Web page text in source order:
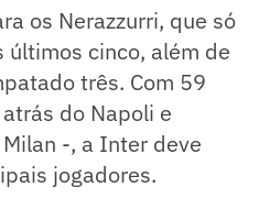
os Nerazzurri, que só
últimos cinco, além de
três. Com 59
do Napoli e
-, a Inter deve
jogadores.